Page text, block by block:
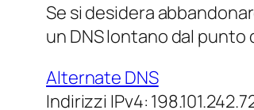
Se si desidera
un DNSlontano dal punto
Alternate DNS
Indirizzi IPv4: